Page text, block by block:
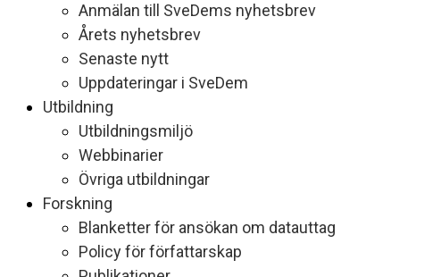
Anmälan till SveDems nyhetsbrev
Årets nyhetsbrev
Senaste nytt
Uppdateringar i SveDem
Utbildning
Utbildningsmiljö
Webbinarier
Övriga utbildningar
Forskning
Blanketter för ansökan om datauttag
Policy för författarskap